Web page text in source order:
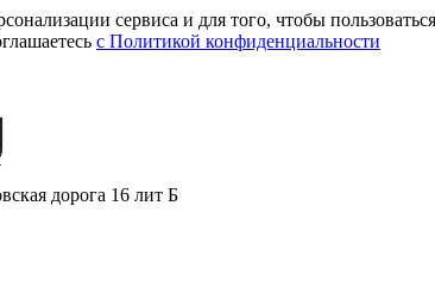
сервиса и для того, чтобы
c Политикой конфиденциальности
дорога 16 лит Б